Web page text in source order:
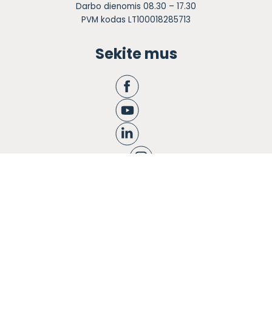
Darbo dienomis 08.30 – 17.30
PVM kodas LT100018285713
Sekite mus